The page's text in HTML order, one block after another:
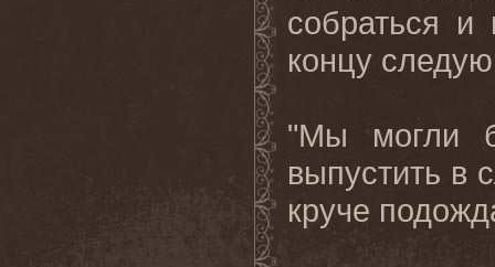
собраться и
концу
"Мы могли
выпустить в
круче